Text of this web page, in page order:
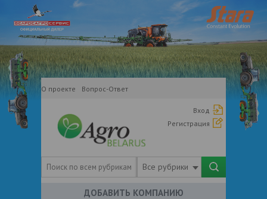
О проекте Вопрос-Ответ
Вход
Регистрация
Все рубрики
ДОБАВИТЬ КОМПАНИЮ